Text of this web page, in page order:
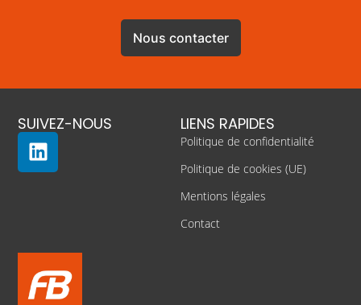
Nous contacter
LIENS RAPIDES
Politique de confidentialité
Politique de cookies (UE)
Mentions légales
Contact
SUIVEZ-NOUS